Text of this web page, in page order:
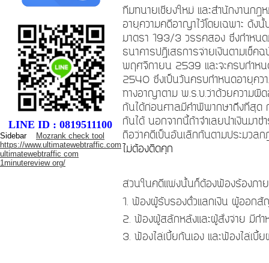
LINE ID : 0819511100
Sidebar
Mozrank check tool
https://www.ultimatewebtraffic.com
ultimatewebtraffic com
1minutereview org/
ทีมทนายเชียงใหม่ และสำนักงานกฎ
อายุความคดีอาญาไว้โดยเฉพาะ ดัง
มาตรา 193/3 วรรคสอง ซึ่งกำหนด
ธนาคารปฏิเสธการจ่ายเงินตามเช็ค
พฤศจิกายน 2539 และจะครบกำห
2540 ซึ่งเป็นวันครบกำหนดอายุคว
ทางอาญาตาม พ.ร.บ.ว่าด้วยความผิด
กันได้ก่อนศาลมีคำพิพากษาถึงที่สุด
กันได้ นอกจากนี้ถ้าจำเลยนำเงินม
ถือว่าคดีเป็นอันเลิกกันตามประมว
ไม่ต้องติดคุก
ส่วนในคดีแพ่งนั้นก็ต้องฟ้องร้องภา
1. ฟ้องผู้รับรองตั๋วแลกเงิน ผู้ออก
2. ฟ้องผู้สลักหลังและผู้สั่งจ่าย มีก
3. ฟ้องไล่เบี้ยกันเอง และฟ้องไล่เ